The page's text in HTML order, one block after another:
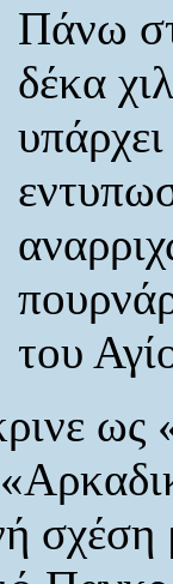
Πάνω
δέκα
του
ως